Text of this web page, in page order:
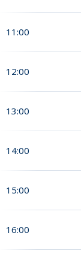
11:00
12:00
13:00
14:00
15:00
16:00